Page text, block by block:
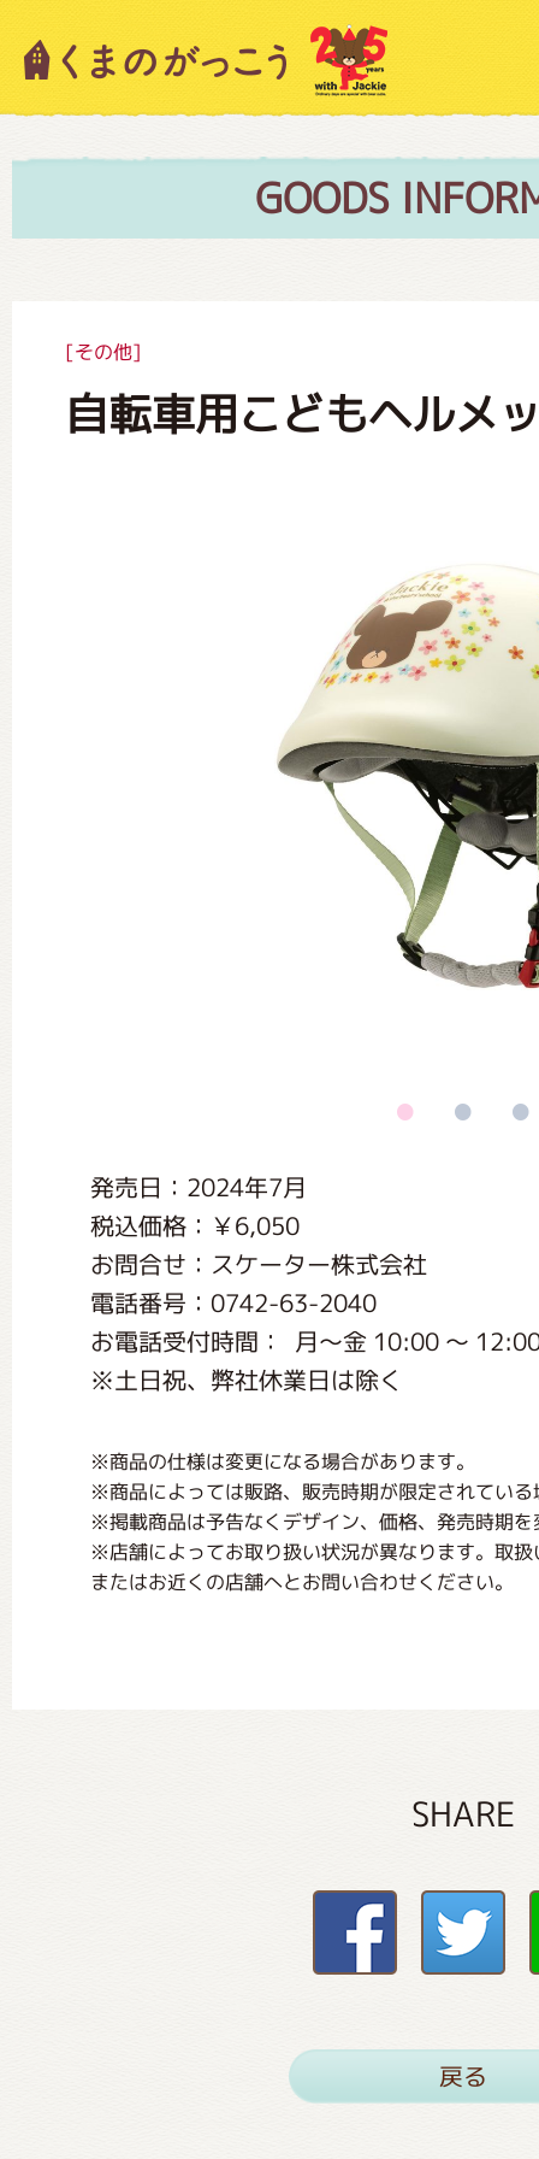
GOODS
[その他]
自転車用こどもヘルメ
発売日：2024年7月
税込価格：￥6,050
お問合せ：スケーター株式会社
電話番号：0742-63-2040
お電話受付時間： 月〜金 10:00 〜
※土日祝、弊社休業日は除く
※商品の仕様は変更になる場合があります。
※商品によっては販路、販売時期が限定されてい
※掲載商品は予告なくデザイン、価格、発売時期
※店舗によってお取り扱い状況が異なります。取
またはお近くの店舗へとお問い合わせください。
SHARE
戻る
キャラクター紹介
絵本・作家紹介
グッズインフォメーション
ミュージカル・コンサート
おたのしみコンテンツ(クイズ・
くまのがっこう 家庭科部